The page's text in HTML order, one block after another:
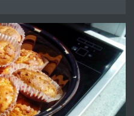
преди 4 дни
Офис под наем в кв.
Хасково-близо до
градина!